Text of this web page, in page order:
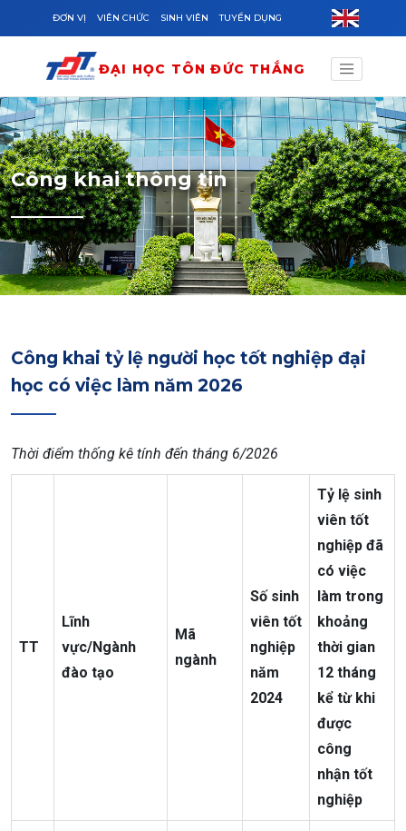
Skip to main content
ĐƠN VỊ VIÊN CHỨC SINH VIÊN TUYỂN DỤNG
ĐẠI HỌC TÔN ĐỨC THẮNG
Công khai thông tin
Công khai tỷ lệ người học tốt nghiệp đại
học có việc làm năm 2026
Thời điểm thống kê tính đến tháng 6/2026
TT
Lĩnh
vực/Ngành
đào tạo
Mã
ngành
Số sinh
viên tốt
nghiệp
năm
2024
Tỷ lệ sinh
viên tốt
nghiệp đã
có việc
làm trong
khoảng
thời gian
12 tháng
kể từ khi
được
công
nhận tốt
nghiệp